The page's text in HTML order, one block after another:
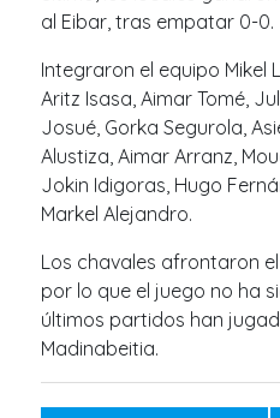
al Eibar, tras empatar 0-0.
Integraron el equipo Mikel
Aritz Isasa, Aimar Tomé,
Josué, Gorka Segurola,
Alustiza, Aimar Arranz,
Jokin Idigoras, Hugo
Markel Alejandro.
Los chavales afrontaron
por lo que el juego no ha
últimos partidos han
Madinabeitia.
Navegación